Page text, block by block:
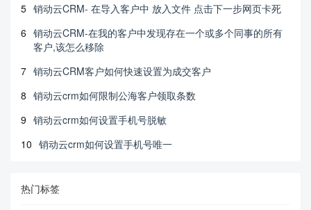
5 销动云CRM- 在导入客户中 放入文件 点击下一步网页卡死
6 销动云CRM-在我的客户中发现存在一个或多个同事的所有
客户,该怎么移除
7 销动云CRM客户如何快速设置为成交客户
8 销动云crm如何限制公海客户领取条数
9 销动云crm如何设置手机号脱敏
10 销动云crm如何设置手机号唯一
热门标签